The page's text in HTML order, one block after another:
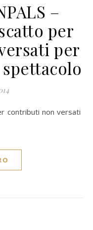
–
per
per